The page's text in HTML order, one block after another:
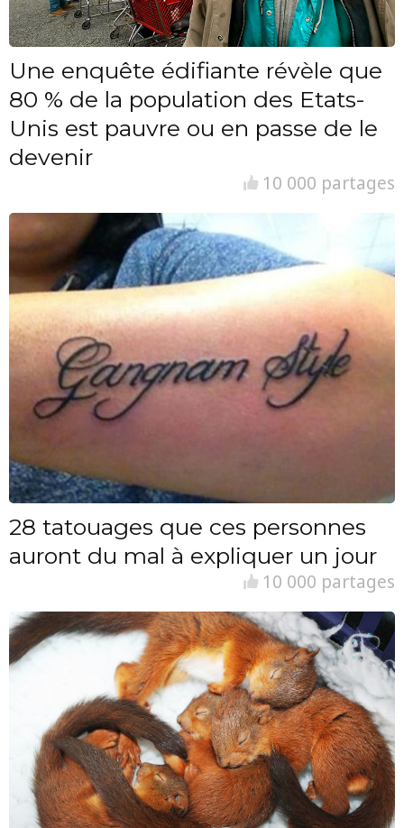
Une enquête édifiante révèle que
80 % de la population des Etats-
Unis est pauvre ou en passe de le
devenir
10 000 partages
28 tatouages que ces personnes
auront du mal à expliquer un jour
10 000 partages